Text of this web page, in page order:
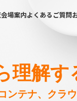
会場案内よくあるご質問
理解
テナ、クラ